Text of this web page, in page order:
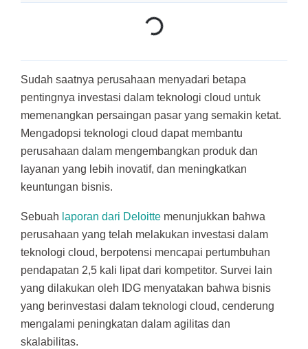
Sudah saatnya perusahaan menyadari betapa
pentingnya investasi dalam teknologi cloud untuk
memenangkan persaingan pasar yang semakin ketat.
Mengadopsi teknologi cloud dapat membantu
perusahaan dalam mengembangkan produk dan
layanan yang lebih inovatif, dan meningkatkan
keuntungan bisnis.
Sebuah laporan dari Deloitte menunjukkan bahwa
perusahaan yang telah melakukan investasi dalam
teknologi cloud, berpotensi mencapai pertumbuhan
pendapatan 2,5 kali lipat dari kompetitor. Survei lain
yang dilakukan oleh IDG menyatakan bahwa bisnis
yang berinvestasi dalam teknologi cloud, cenderung
mengalami peningkatan dalam agilitas dan
skalabilitas.